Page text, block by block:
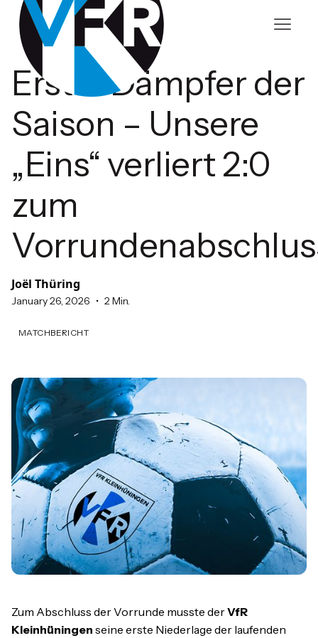
Erster Dämpfer der
Saison – Unsere
„Eins“ verliert 2:0
zum
Joël Thüring
January 26, 2026 • 2 Min.
MATCHBERICHT
Zum Abschluss der Vorrunde musste derVfR
Kleinhüningen seine erste Niederlage der laufenden